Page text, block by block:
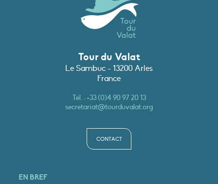
Tour du Valat
Le Sambuc - 13200 Arles
France
Tél. :+33 (0)4 90 97 20 13
secretariat@tourduvalat.org
CONTACT
EN BREF